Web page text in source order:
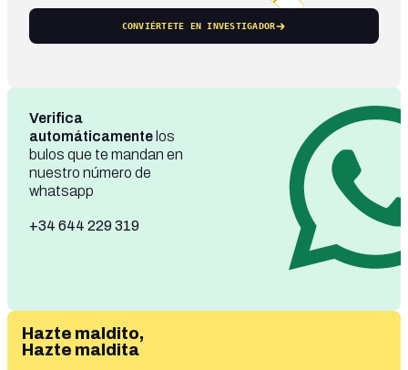
CONVIÉRTETE EN INVESTIGADOR
Verifica
automáticamente los
bulos que te mandan en
nuestro número de
whatsapp
+34 644 229 319
Hazte maldito,
Hazte maldita